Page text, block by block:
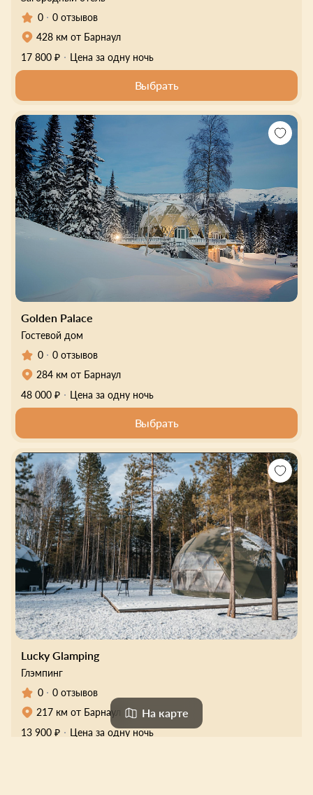
0
0 отзывов
428 км от Барнаул
17 800 ₽
Цена за одну ночь
Выбрать
Golden Palace
Гостевой дом
0
0 отзывов
284 км от Барнаул
48 000 ₽
Цена за одну ночь
Выбрать
Lucky Glamping
Глэмпинг
0
0 отзывов
217 км от Барнаул
13 900 ₽
Цена за одну ночь
На карте